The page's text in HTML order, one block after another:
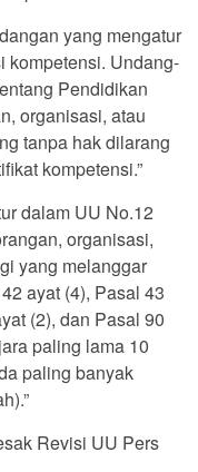
yang mengatur
kompetensi. Undang-
Pendidikan
organisasi, atau
tanpa hak dilarang
kompetensi.”
dalam UU No.12
organisasi,
yang melanggar
ayat (4), Pasal 43
(2), dan Pasal 90
paling lama 10
paling banyak
Revisi UU Pers